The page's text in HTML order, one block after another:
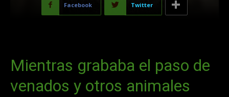
Facebook Twitter
Mientras grababa el paso de
venados y otros animales